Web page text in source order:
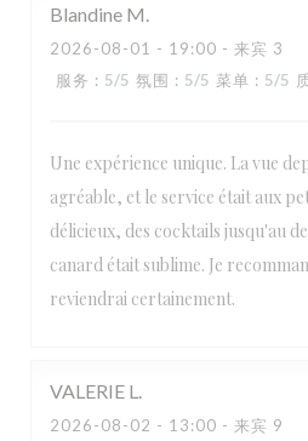
Blandine M
2026-08-01 - 19:00 - 来宾 3
服务 : 5/5 氛围 : 5/5 菜单 : 5/5
Une expérience unique. La vue
agréable, et le service était aux
délicieux, des cocktails jusqu'au
canard était sublime. Je
reviendrai certainement.
VALERIE L
2026-08-02 - 13:00 - 来宾 9